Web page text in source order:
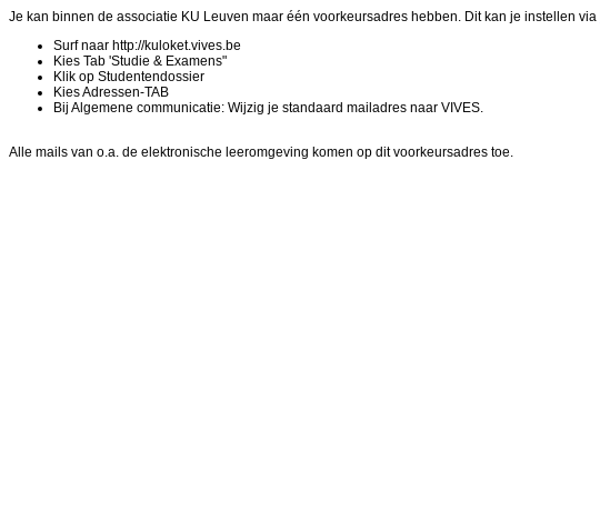
Je kan binnen de associatie KU Leuven maar één voorkeursadres hebben. Dit kan je instellen via
Surf naar http://kuloket.vives.be
Kies Tab 'Studie & Examens"
Klik op Studentendossier
Kies Adressen-TAB
Bij Algemene communicatie: Wijzig je standaard mailadres naar VIVES.
Alle mails van o.a. de elektronische leeromgeving komen op dit voorkeursadres toe.